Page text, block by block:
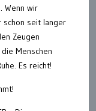
Wenn wir
schon seit langer
Zeugen
Menschen
Es reicht!